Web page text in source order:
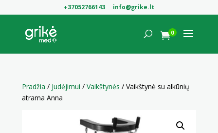
+37052766143 info@grike.lt
0
Pradžia / Judėjimui / Vaikštynės / Vaikštynė su alkūnių
atrama Anna